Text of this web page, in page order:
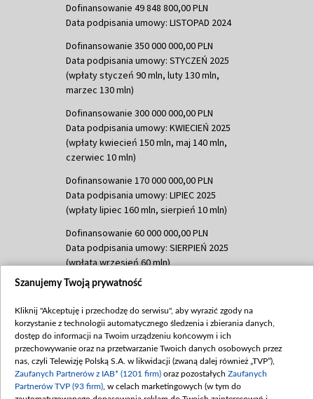
Dofinansowanie 49 848 800,00 PLN
Data podpisania umowy: LISTOPAD 2024
Dofinansowanie 350 000 000,00 PLN
Data podpisania umowy: STYCZEŃ 2025
(wpłaty styczeń 90 mln, luty 130 mln,
marzec 130 mln)
Dofinansowanie 300 000 000,00 PLN
Data podpisania umowy: KWIECIEŃ 2025
(wpłaty kwiecień 150 mln, maj 140 mln,
czerwiec 10 mln)
Dofinansowanie 170 000 000,00 PLN
Data podpisania umowy: LIPIEC 2025
(wpłaty lipiec 160 mln, sierpień 10 mln)
Dofinansowanie 60 000 000,00 PLN
Data podpisania umowy: SIERPIEŃ 2025
(wpłata wrzesień 60 mln)
Dofinansowanie 635 783 051,21 PLN
(wpłata wrzesień 100 mln, październik 350
mln, listopad 265 mln)
Dofinansowanie 48 862 000,00 PLN
Data podpisania umowy: GRUDZIEŃ 2025
(wpłata grudzień 60,548 mln)
Szanujemy Twoją prywatność
Kliknij "Akceptuję i przechodzę do serwisu", aby wyrazić zgody na
korzystanie z technologii automatycznego śledzenia i zbierania danych,
dostęp do informacji na Twoim urządzeniu końcowym i ich
przechowywanie oraz na przetwarzanie Twoich danych osobowych przez
nas, czyli Telewizję Polską S.A. w likwidacji (zwaną dalej również „TVP”),
Zaufanych Partnerów z IAB* (1201 firm) oraz pozostałych Zaufanych
Partnerów TVP (93 firm) , w celach marketingowych (w tym do